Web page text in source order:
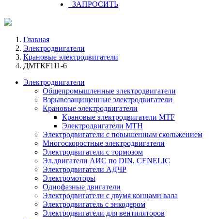
ЗАПРОСИТЬ
Главная
Электродвигатели
Крановые электродвигатели
ДМТКF111-6
Электродвигатели
Общепромышленные электродвигатели
Взрывозащищенные электродвигатели
Крановые электродвигатели
Крановые электродвигатели MTF
Электродвигатели МТН
Электродвигатели с повышенным скольжением
Многоскоростные электродвигатели
Электродвигатели с тормозом
Эл.двигатели АИC по DIN, CENELIC
Электродвигатели АДЧР
Электромоторы
Однофазные двигатели
Электродвигатели с двумя концами вала
Электродвигатель с энкодером
Электродвигатели для вентиляторов